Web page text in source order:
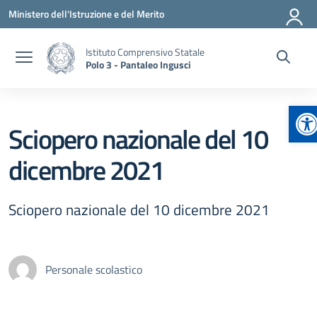
Vai ai contenuti
Vai al menu di navigazione
Vai al footer
Ministero dell'Istruzione e del Merito
Istituto Comprensivo Statale
Polo 3 - Pantaleo Ingusci
Sciopero nazionale del 10
dicembre 2021
Sciopero nazionale del 10 dicembre 2021
Personale scolastico